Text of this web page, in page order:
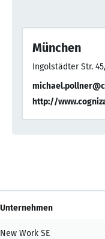
München
Ingolstädter Str.
http://
Unternehmen
New Work SE